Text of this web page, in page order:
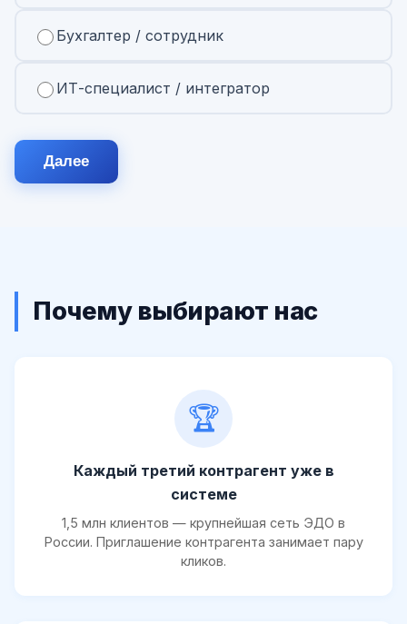
Бухгалтер / сотрудник
ИТ-специалист / интегратор
Далее
Почему выбирают нас
🏆
Каждый третий контрагент уже в
системе
1,5 млн клиентов — крупнейшая сеть ЭДО в
России. Приглашение контрагента занимает пару
кликов.